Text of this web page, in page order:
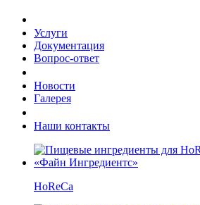
Услуги
Документация
Вопрос-ответ
Новости
Галерея
Наши контакты
HoReCa